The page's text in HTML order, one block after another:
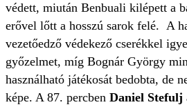
védett, miután Benbuali kilépett a
erővel lőtt a hosszú sarok felé. A
vezetőedző védekező cserékkel
győzelmet, míg Bognár György
használható játékosát bedobta, de
képe. A 87. percben Daniel Stefulj